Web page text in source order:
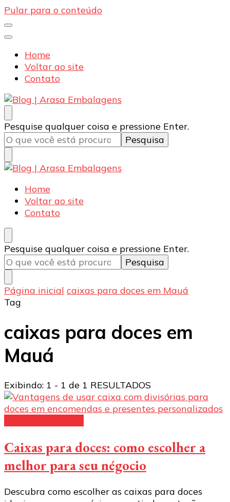
Pular para o conteúdo
Home
Voltar ao site
Contato
Blog | Arasa Embalagens
Confira conteúdos sobre embalagens para pizzas,
doces e salgados. Tudo para seu comércio com a
qualidade Arasa. Leia nossos conteúdos!
Procurando
algo?
Pesquise qualquer coisa e pressione Enter.
Blog | Arasa Embalagens
Confira conteúdos sobre embalagens para pizzas,
doces e salgados. Tudo para seu comércio com a
qualidade Arasa. Leia nossos conteúdos!
Home
Voltar ao site
Contato
Procurando
algo?
Pesquise qualquer coisa e pressione Enter.
Página inicial caixas para doces em Mauá
Tag
caixas para doces em
Mauá
Exibindo: 1 - 1 de 1 RESULTADOS
Caixas para doces: como escolher a
melhor para seu négocio
Descubra como escolher as caixas para doces